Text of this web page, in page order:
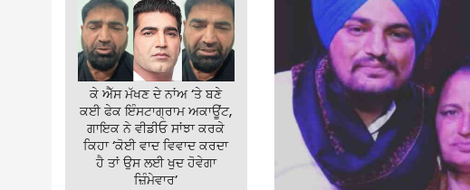
ਕੇ ਐੱਸ ਮੱਖਣ ਦੇ ਨਾਂਅ ‘ਤੇ ਬਣੇ
ਕਈ ਫੇਕ ਇੰਸਟਾਗ੍ਰਾਮ ਅਕਾਊਂਟ,
ਗਾਇਕ ਨੇ ਵੀਡੀਓ ਸਾਂਝਾ ਕਰਕੇ
ਕਿਹਾ ‘ਕੋਈ ਵਾਦ ਵਿਵਾਦ ਕਰਦਾ
ਹੈ ਤਾਂ ਉਸ ਲਈ ਖੁਦ ਹੋਵੇਗਾ
ਜ਼ਿੰਮੇਵਾਰ’